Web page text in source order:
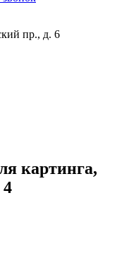
пр., д. 6
картинга,